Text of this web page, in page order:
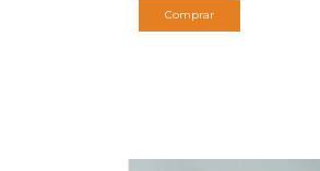
Comprar